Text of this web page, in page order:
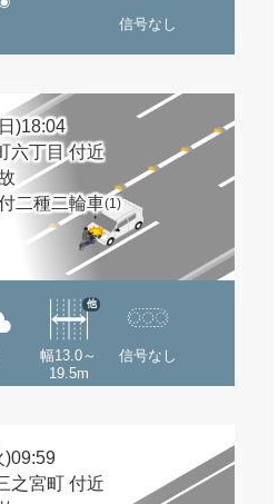
信号なし
)18:04
六丁目 付近
二種二輪車(1)
幅13.0～
19.5m
他
信号なし
)09:59
之宮町 付近